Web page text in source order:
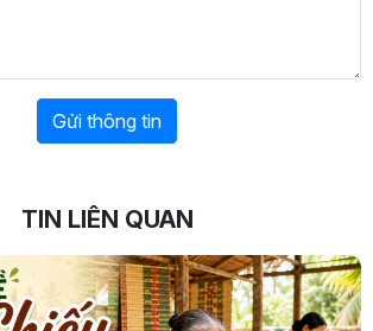
Gửi thông tin
TIN LIÊN QUAN